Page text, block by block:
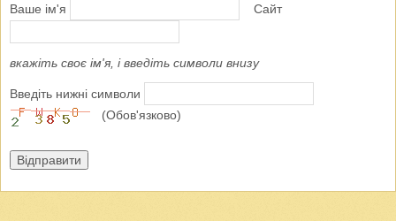
Ваше ім'я Сайт
вкажіть своє ім'я, і введіть символи внизу
Введіть нижні символи
(Обов'язково)
Відправити